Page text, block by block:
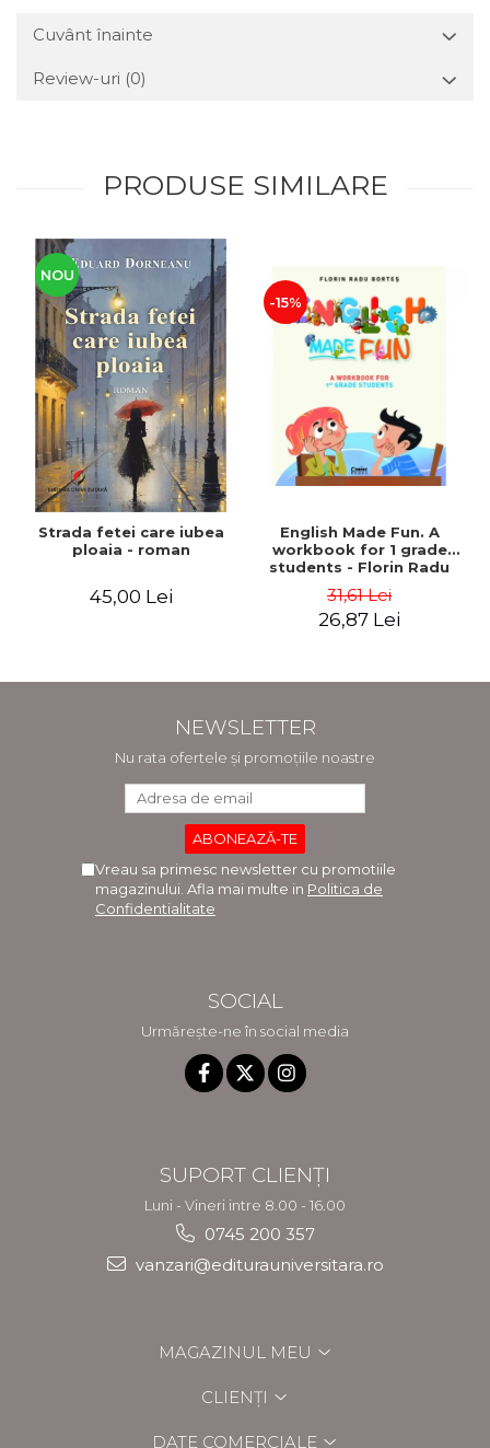
Cuvânt înainte
Review-uri (0)
PRODUSE SIMILARE
NOU
Strada fetei care iubea
ploaia - roman
45,00 Lei
-15%
English Made Fun. A
workbook for 1 grade
students - Florin Radu
31,61 Lei
26,87 Lei
NEWSLETTER
Nu rata ofertele și promoțiile noastre
Vreau sa primesc newsletter cu promotiile
magazinului. Afla mai multe in Politica de
Confidentialitate
SOCIAL
Urmărește-ne în social media
SUPORT CLIENȚI
Luni - Vineri intre 8.00 - 16.00
0745 200 357
vanzari@editurauniversitara.ro
MAGAZINUL MEU
CLIENȚI
DATE COMERCIALE